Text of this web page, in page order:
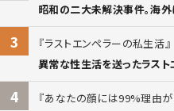
昭和の二大未解決事件。海外
3
ラストエンペラーの私生活
異常な性生活を送ったラスト
4
あなたの顔には99%理由が